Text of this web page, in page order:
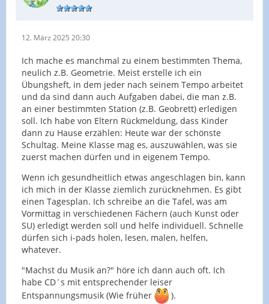
12. März 2025 20:30
Ich mache es manchmal zu einem bestimmten Thema,
neulich z.B. Geometrie. Meist erstelle ich ein
Übungsheft, in dem jeder nach seinem Tempo arbeitet
und da sind dann auch Aufgaben dabei, die man z.B.
an einer bestimmten Station (z.B. Geobrett) erledigen
soll. Ich habe von Eltern Rückmeldung, dass Kinder
dann zu Hause erzählen: Heute war der schönste
Schultag. Meine Klasse mag es, auszuwählen, was sie
zuerst machen dürfen und in eigenem Tempo.
Wenn ich gesundheitlich etwas angeschlagen bin, kann
ich mich in der Klasse ziemlich zurücknehmen. Es gibt
einen Tagesplan. Ich schreibe an die Tafel, was am
Vormittag in verschiedenen Fächern (auch Kunst oder
SU) erledigt werden soll und helfe individuell. Schnelle
dürfen sich i-pads holen, lesen, malen, helfen,
whatever.
"Machst du Musik an?" höre ich dann auch oft. Ich
habe CD´s mit entsprechender leiser
Entspannungsmusik (Wie früher
).